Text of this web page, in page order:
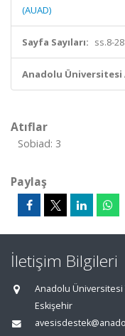
(AUAD)
Sayfa Sayıları: ss.8-28
Anadolu Üniversitesi
Atıflar
Sobiad: 3
Paylaş
İletişim Bilgileri
Anadolu Üniversitesi
Eskişehir